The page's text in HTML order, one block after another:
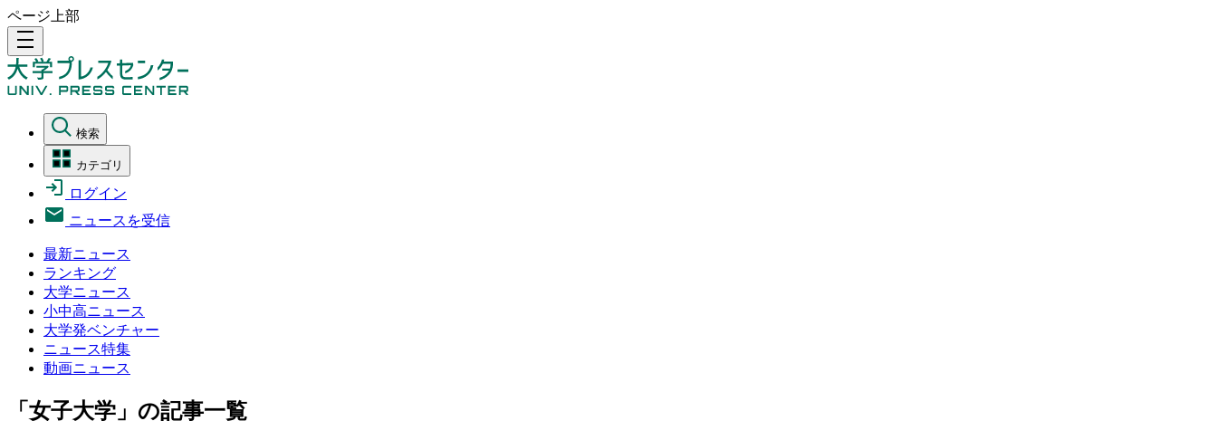
ページ上部
density_medium
検索
カテゴリ
ログイン
ニュースを受信
最新ニュース
ランキング
大学ニュース
小中高ニュース
大学発ベンチャー
ニュース特集
動画ニュース
「女子大学」の記事一覧